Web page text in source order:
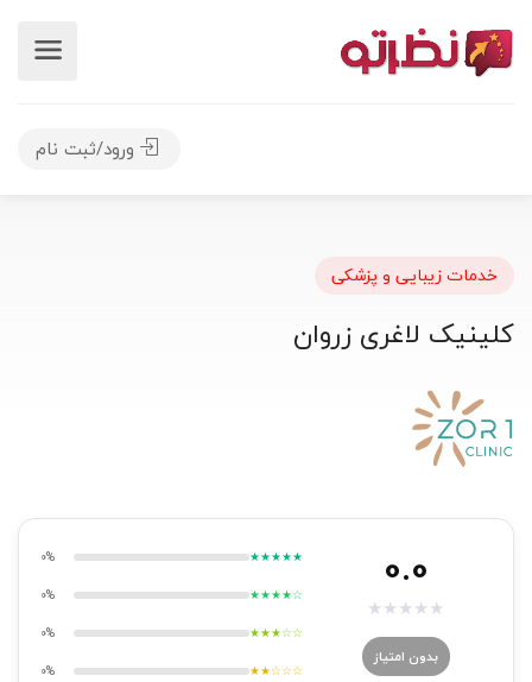
ورود/ثبت نام
خدمات زیبایی و پزشکی
کلینیک لاغری زروان
0.0
★
★
★
★
★
بدون امتیاز
★★★★★
0%
★★★★☆
0%
★★★☆☆
0%
★★☆☆☆
0%